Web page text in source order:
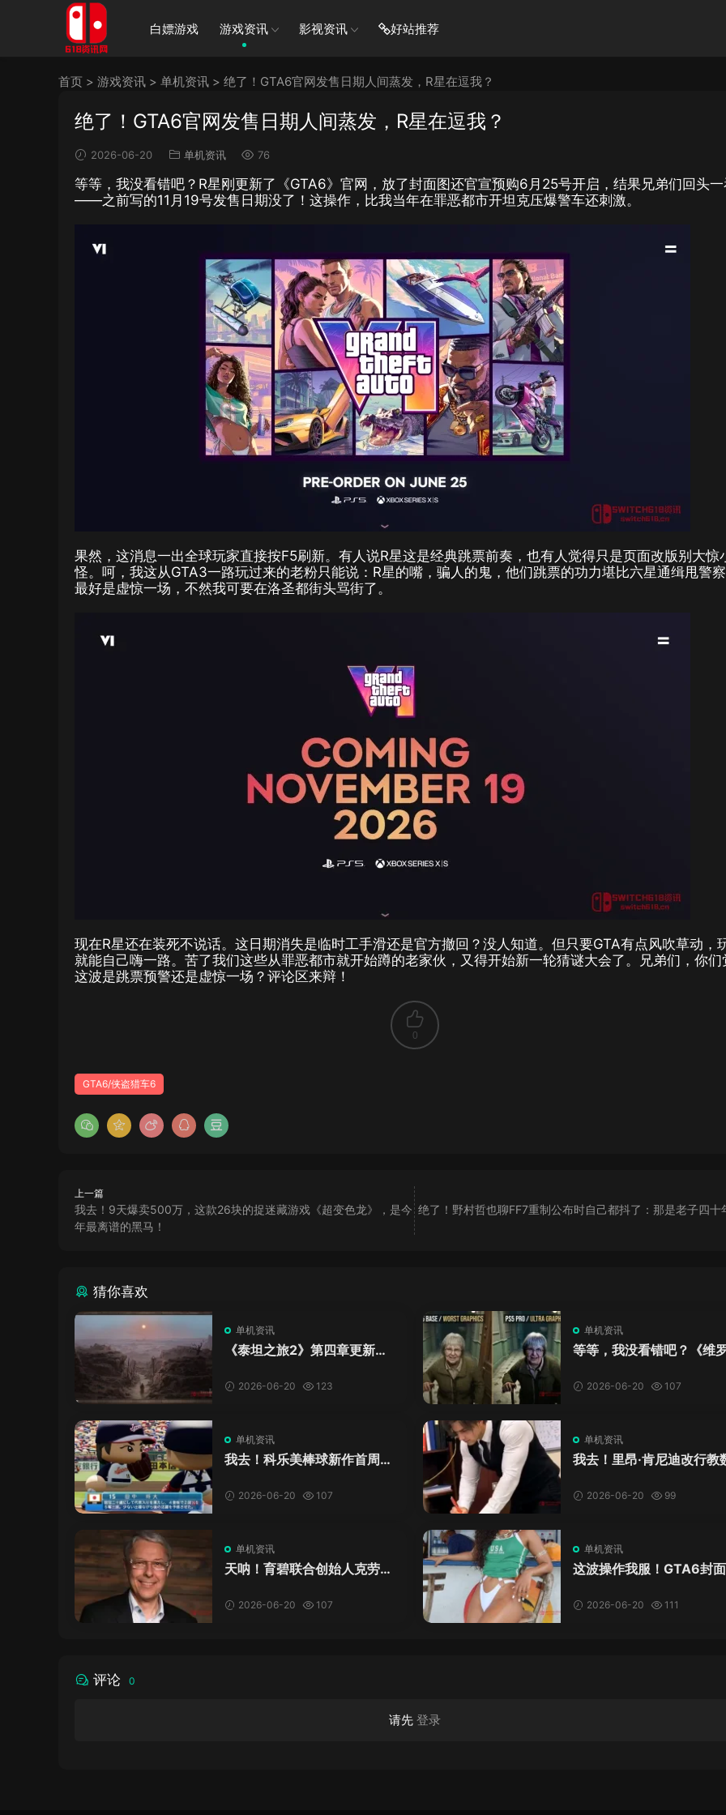
白嫖游戏 游戏资讯 影视资讯 好站推荐
首页 > 游戏资讯 > 单机资讯 > 绝了！GTA6官网发售日期人间蒸发，R星在逗我？
绝了！GTA6官网发售日期人间蒸发，R星在逗我？
2026-06-20 单机资讯 76
等等，我没看错吧？R星刚更新了《GTA6》官网，放了封面图还官宣预购6月25号开启，结果兄弟们回头
——之前写的11月19号发售日期没了！这操作，比我当年在罪恶都市开坦克压爆警车还刺激。
果然，这消息一出全球玩家直接按F5刷新。有人说R星这是经典跳票前奏，也有人觉得只是页面改版别大惊
怪。呵，我这从GTA3一路玩过来的老粉只能说：R星的嘴，骗人的鬼，他们跳票的功力堪比六星通缉甩警
最好是虚惊一场，不然我可要在洛圣都街头骂街了。
现在R星还在装死不说话。这日期消失是临时工手滑还是官方撤回？没人知道。但只要GTA有点风吹草动，
就能自己嗨一路。苦了我们这些从罪恶都市就开始蹲的老家伙，又得开始新一轮猜谜大会了。兄弟们，你们
这波是跳票预警还是虚惊一场？评论区来辩！
0
GTA6/侠盗猎车6
上一篇
我去！9天爆卖500万，这款26块的捉迷藏游戏《超变色龙》，是今
年最离谱的黑马！
绝了！野村哲也聊FF7重制公布时自己都抖了：那是老子四十
猜你喜欢
单机资讯
《泰坦之旅2》第四章更新来
C！2026-06-20 123
单机资讯
等等，我没看错吧？《维
加料？
2026-06-20 107
单机资讯
我去！科乐美棒球新作首周十
口！2026-06-20 107
单机资讯
我去！里昂·肯尼迪改行教
格！2026-06-20 99
单机资讯
天呐！育碧联合创始人克劳德
岁 2026-06-20 107
单机资讯
这波操作我服！GTA6封面
模式又上线了
2026-06-20 111
评论 0
请先 登录